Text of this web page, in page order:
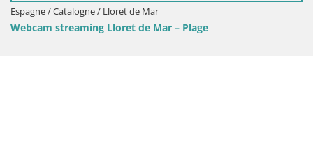
Espagne / Catalogne / Lloret de Mar
Webcam Live Lloret de Mar – La plage